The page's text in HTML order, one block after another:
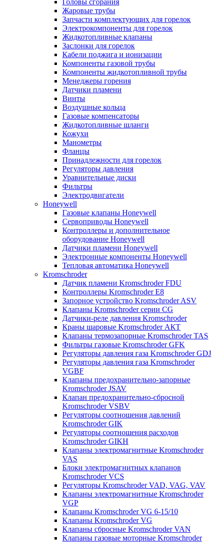
Головы сгорания
Жаровые трубы
Запчасти комплектующих для горелок
Электрокомпоненты для горелок
Жидкотопливные клапаны
Заслонки для горелок
Кабели поджига и ионизации
Компоненты газовой трубы
Компоненты жидкотопливной трубы
Менеджеры горения
Датчики пламени
Винты
Воздушные кольца
Газовые компенсаторы
Жидкотопливные шланги
Кожухи
Манометры
Фланцы
Принадлежности для горелок
Регуляторы давления
Уравнительные диски
Фильтры
Электродвигатели
Honeywell
Газовые клапаны Honeywell
Сервоприводы Honeywell
Контроллеры и дополнительное
оборудование Honeywell
Датчики пламени Honeywell
Электронные компоненты Honeywell
Тепловая автоматика Honeywell
Kromschroder
Датчик пламени Kromschroder FDU
Контроллеры Kromschroder E8
Запорное устройство Kromschroder ASV
Клапаны Kromschroder серии CG
Датчики-реле давления Kromschroder
Краны шаровые Kromschroder АКТ
Клапаны термозапорные Kromschroder TAS
Фильтры газовые Kromschroder GFK
Регуляторы давления газа Kromschroder GDJ
Регуляторы давления газа Kromschroder
VGBF
Клапаны предохранительно-запорные
Kromschroder JSAV
Клапан предохранительно-сбросной
Kromschroder VSBV
Регуляторы соотношения давлений
Kromschroder GIK
Регуляторы соотношения расходов
Kromschroder GIKH
Клапаны электромагнитные Kromschroder
VAS
Блоки электромагнитных клапанов
Kromschroder VCS
Регуляторы Kromschroder VAD, VAG, VAV
Клапаны электромагнитные Kromschroder
VGP
Клапаны Kromschroder VG 6-15/10
Клапаны Kromschroder VG
Клапаны сбросные Kromschroder VAN
Клапаны газовые моторные Kromschroder